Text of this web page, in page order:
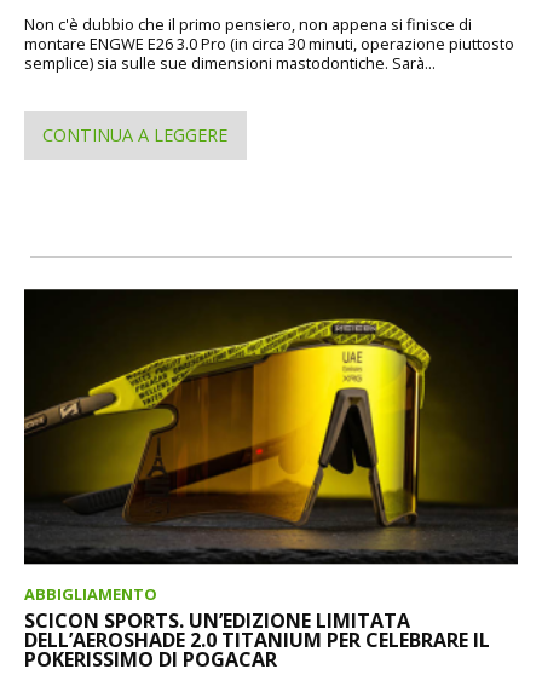
Non c'è dubbio che il primo pensiero, non appena si finisce di
montare ENGWE E26 3.0 Pro (in circa 30 minuti, operazione piuttosto
semplice) sia sulle sue dimensioni mastodontiche. Sarà...
CONTINUA A LEGGERE
ABBIGLIAMENTO
SCICON SPORTS. UN’EDIZIONE LIMITATA
DELL’AEROSHADE 2.0 TITANIUM PER CELEBRARE IL
POKERISSIMO DI POGACAR